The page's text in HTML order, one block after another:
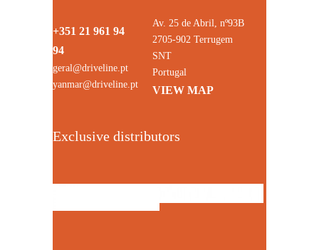
+351 21 961 94
94
geral@driveline.pt
yanmar@driveline.pt
Av. 25 de Abril, nº93B
2705-902 Terrugem
SNT
Portugal
VIEW MAP
Exclusive distributors